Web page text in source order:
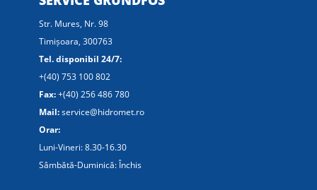
Str. Mures, Nr. 98
Timișoara, 300763
Tel. disponibil 24/7:
+(40) 753 100 802
Fax:+(40) 256 486 780
Mail:service@hidromet.ro
Orar:
Luni-Vineri: 8.30-16.30
Sâmbătă-Duminică: Închis